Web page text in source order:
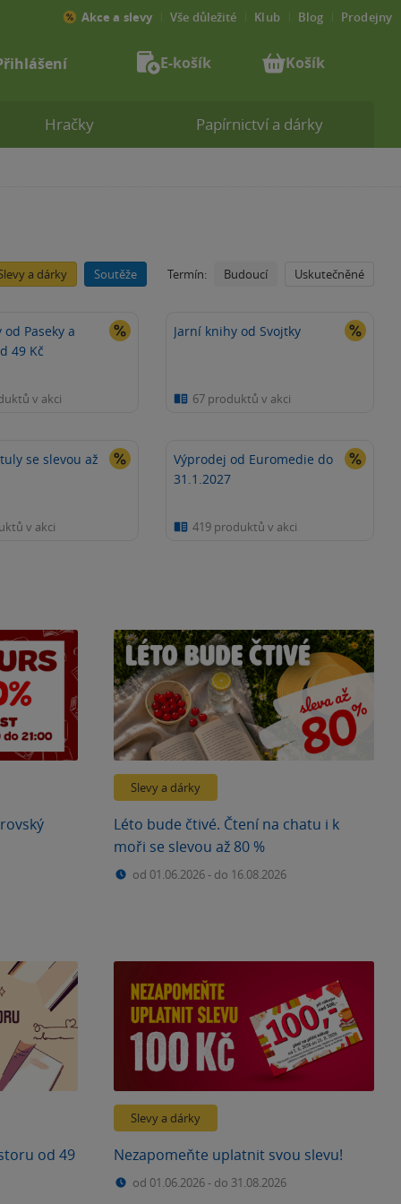
a dárky Soutěže Termín: Budoucí Uskutečněné
Paseky a
49 Kč
v akci
Jarní knihy od Svojtky
67 produktů v akci
se slevou až
v akci
Výprodej od Euromedie do
31.1.2027
419 produktů v akci
Slevy a dárky
Léto bude čtivé. Čtení na chatu i k
moři se slevou až 80 %
od 01.06.2026- do 16.08.2026
od 49
Slevy a dárky
Nezapomeňte uplatnit svou slevu!
od 01.06.2026- do 31.08.2026
Hračky Papírnictví a dárky
Akce a slevy Vše důležité Klub Blog Prodejny
E-košík Košík